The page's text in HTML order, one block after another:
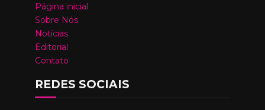
Página inicial
Sobre Nós
Notícias
Editorial
Contato
REDES SOCIAIS